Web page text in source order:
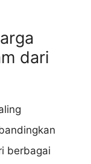
dari
berbagai